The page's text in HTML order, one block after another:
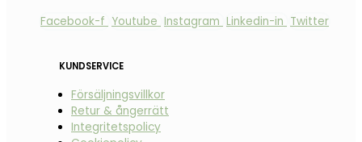
Facebook-f Youtube Instagram Linkedin-in Twitter
KUNDSERVICE
Försäljningsvillkor
Retur & ångerrätt
Integritetspolicy